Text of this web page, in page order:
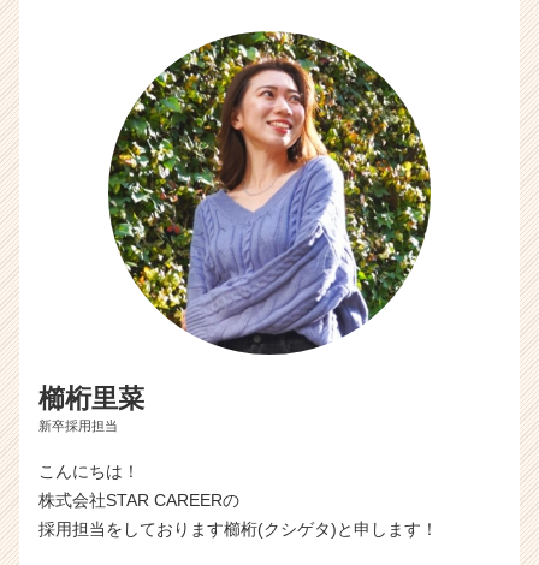
h
e
e
r
C
a
r
e
e
r）
櫛桁里菜
新卒採用担当
こんにちは！
株式会社STAR CAREERの
採用担当をしております櫛桁(クシゲタ)と申します！